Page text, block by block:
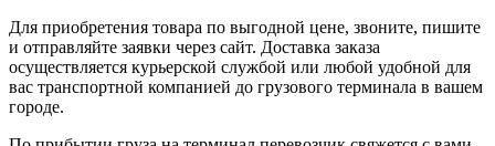
Для приобретения товара по выгодной цене, звоните, пишите
и отправляйте заявки через сайт. Доставка заказа
осуществляется курьерской службой или любой удобной для
вас транспортной компанией до грузового терминала в вашем
городе.